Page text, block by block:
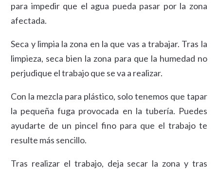
para impedir que el agua pueda pasar por la zona
afectada.
Seca y limpia la zona en la que vas a trabajar. Tras la
limpieza, seca bien la zona para que la humedad no
perjudique el trabajo que se va a realizar.
Con la mezcla para plástico, solo tenemos que tapar
la pequeña fuga provocada en la tubería. Puedes
ayudarte de un pincel fino para que el trabajo te
resulte más sencillo.
Tras realizar el trabajo, deja secar la zona y tras